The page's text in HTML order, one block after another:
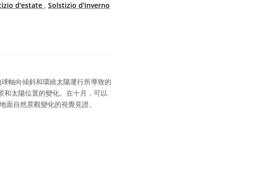
d'estate , Solstizio d'inverno
軸向傾斜和環繞太陽運行所導致的
和太陽位置的變化。在十月，可以
自然景觀變化的視覺見證。